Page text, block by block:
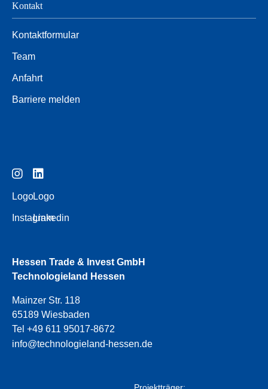
Kontakt
Kontaktformular
Team
Anfahrt
Barriere melden
Logo
Instagram
Logo
Linkedin
Hessen Trade & Invest GmbH
Technologieland Hessen
Mainzer Str. 118
65189 Wiesbaden
Tel +49 611 95017-8672
info@technologieland-hessen.de